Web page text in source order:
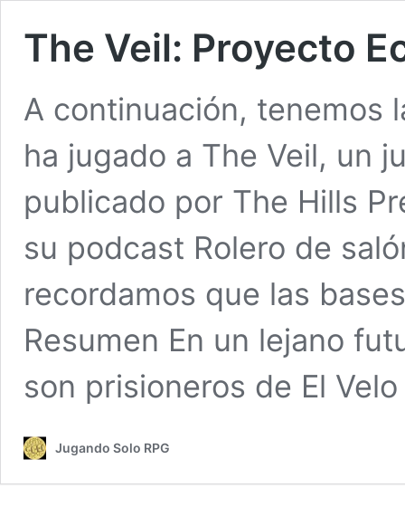
The Veil: Proyecto
A continuación, tenemos
ha jugado a The Veil, un
publicado por The Hills
su podcast Rolero de
recordamos que las
Resumen En un lejano
son prisioneros de El
Jugando Solo RPG